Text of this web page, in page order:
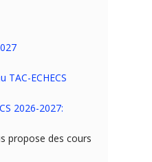
TAC-ECHECS
2026-2027:
propose des cours